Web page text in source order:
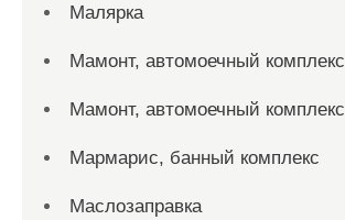
Малярка
Мамонт, автомоечный комплекс
Мамонт, автомоечный комплекс
Мармарис, банный комплекс
Маслозаправка